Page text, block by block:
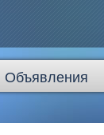
Объявления